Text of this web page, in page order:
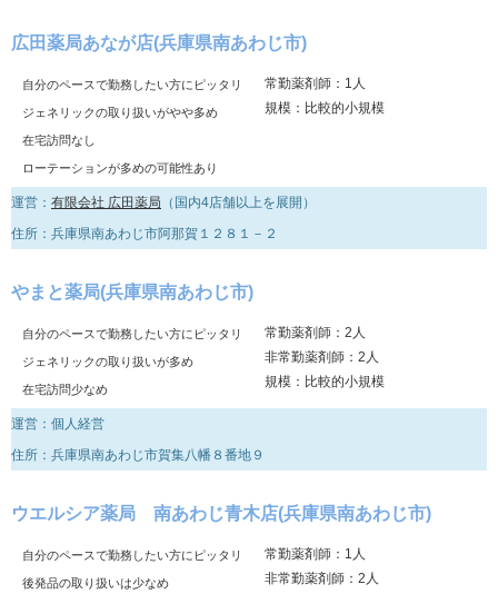
広田薬局あなが店(兵庫県南あわじ市)
自分のペースで勤務したい方にピッタリ
ジェネリックの取り扱いがやや多め
在宅訪問なし
ローテーションが多めの可能性あり
常勤薬剤師：1人
規模：比較的小規模
運営： 有限会社 広田薬局 （国内4店舗以上を展開）
住所：兵庫県南あわじ市阿那賀１２８１－２
やまと薬局(兵庫県南あわじ市)
自分のペースで勤務したい方にピッタリ
ジェネリックの取り扱いが多め
在宅訪問少なめ
常勤薬剤師：2人
非常勤薬剤師：2人
規模：比較的小規模
運営：個人経営
住所：兵庫県南あわじ市賀集八幡８番地９
ウエルシア薬局 南あわじ青木店(兵庫県南あわじ市)
自分のペースで勤務したい方にピッタリ
後発品の取り扱いは少なめ
常勤薬剤師：1人
非常勤薬剤師：2人